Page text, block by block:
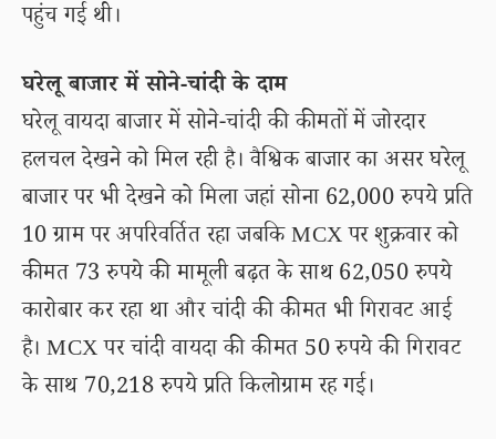
पहुंच गई थी।
घरेलू बाजार में सोने-चांदी के दाम
घरेलू वायदा बाजार में सोने-चांदी की कीमतों में जोरदार
हलचल देखने को मिल रही है। वैश्विक बाजार का असर घरेलू
बाजार पर भी देखने को मिला जहां सोना 62,000 रुपये प्रति
10 ग्राम पर अपरिवर्तित रहा जबकि MCX पर शुक्रवार को
कीमत 73 रुपये की मामूली बढ़त के साथ 62,050 रुपये
कारोबार कर रहा था और चांदी की कीमत भी गिरावट आई
है। MCX पर चांदी वायदा की कीमत 50 रुपये की गिरावट
के साथ 70,218 रुपये प्रति किलोग्राम रह गई।